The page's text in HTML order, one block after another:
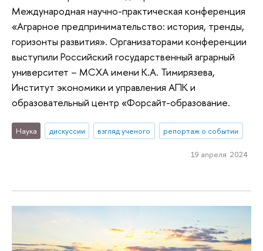
Международная научно-практическая конференция
«Аграрное предпринимательство: история, тренды,
горизонты развития». Организаторами конференции
выступили Российский государственный аграрный
университет – МСХА имени К.А. Тимирязева,
Институт экономики и управления АПК и
образовательный центр «Форсайт-образование.
Наука дискуссии взгляд ученого репортаж о событии
19 апреля 2024